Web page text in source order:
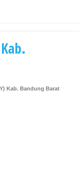
Kab. Bandung Barat